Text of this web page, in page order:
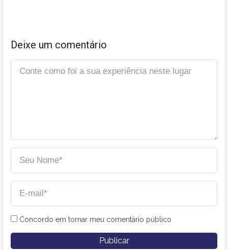
Deixe um comentário
Concordo em tornar meu comentário público